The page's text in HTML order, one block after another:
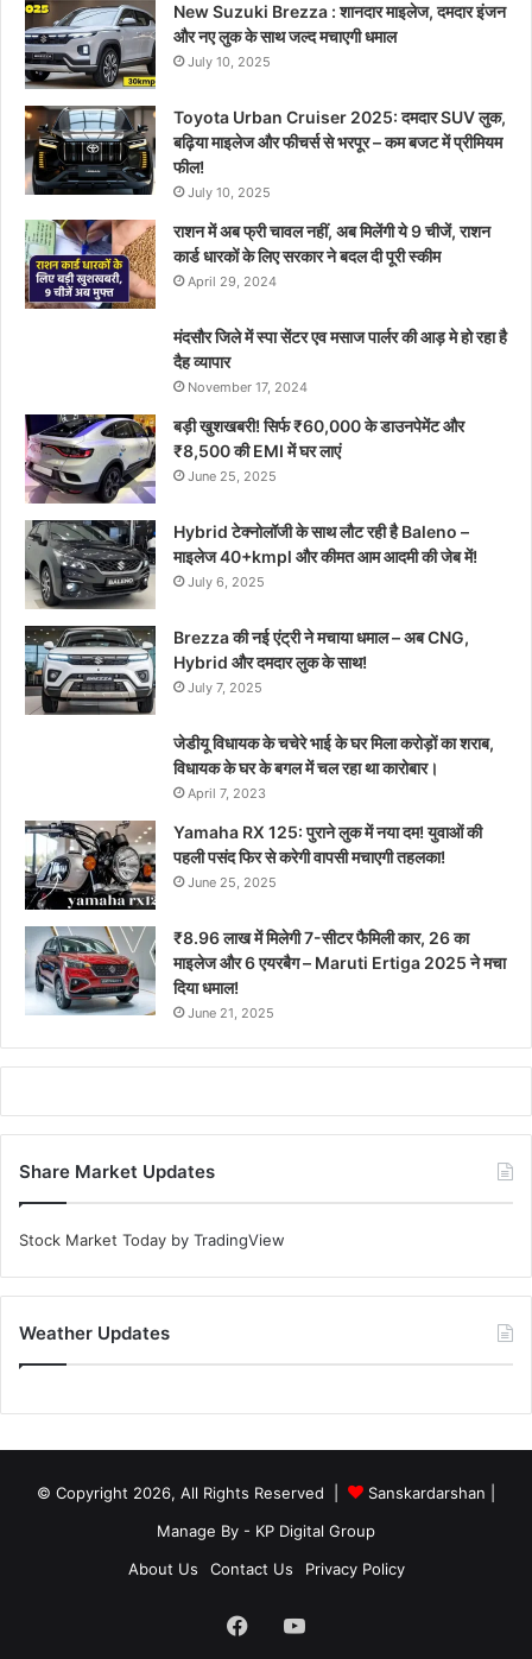
New Suzuki Brezza : शानदार माइलेज, दमदार इंजन
और नए लुक के साथ जल्द मचाएगी धमाल
July 10, 2025
Toyota Urban Cruiser 2025: दमदार SUV लुक,
बढ़िया माइलेज और फीचर्स से भरपूर – कम बजट में प्रीमियम
फील!
July 10, 2025
राशन में अब फ्री चावल नहीं, अब मिलेंगी ये 9 चीजें, राशन
कार्ड धारकों के लिए सरकार ने बदल दी पूरी स्कीम
April 29, 2024
मंदसौर जिले में स्पा सेंटर एव मसाज पार्लर की आड़ मे हो रहा है
दैह व्यापार
November 17, 2024
बड़ी खुशखबरी! सिर्फ ₹60,000 के डाउनपेमेंट और
₹8,500 की EMI में घर लाएं
June 25, 2025
Hybrid टेक्नोलॉजी के साथ लौट रही है Baleno –
माइलेज 40+kmpl और कीमत आम आदमी की जेब में!
July 6, 2025
Brezza की नई एंट्री ने मचाया धमाल – अब CNG,
Hybrid और दमदार लुक के साथ!
July 7, 2025
जेडीयू विधायक के चचेरे भाई के घर मिला करोड़ों का शराब,
विधायक के घर के बगल में चल रहा था कारोबार।
April 7, 2023
Yamaha RX 125: पुराने लुक में नया दम! युवाओं की
पहली पसंद फिर से करेगी वापसी मचाएगी तहलका!
June 25, 2025
₹8.96 लाख में मिलेगी 7-सीटर फैमिली कार, 26 का
माइलेज और 6 एयरबैग – Maruti Ertiga 2025 ने मचा
दिया धमाल!
June 21, 2025
Share Market Updates
Stock Market Today by TradingView
Weather Updates
© Copyright 2026, All Rights Reserved | Sanskardarshan
Manage By - KP Digital Group
About Us
Contact Us Privacy Policy
FacebookYouTube